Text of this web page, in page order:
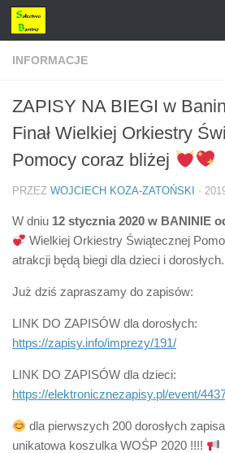
Przejdź do treści
INFORMACJE
ZAPISY NA BIEGI w
Finał Wielkiej Orkiestry
Pomocy coraz bliżej
PRZEZ WOJCIECH KOZA-ZATOŃSKI ·
W dniu 12 stycznia 2020 w BANINIE
Wielkiej Orkiestry Świątecznej
atrakcji będą biegi dla dzieci i dorosłych.
Już dziś zapraszamy do zapisów:
LINK DO ZAPISÓW dla dorosłych:
https://zapisy.info/imprezy/191/
LINK DO ZAPISÓW dla dzieci:
https://elektronicznezapisy.pl/event/
dla pierwszych 200 dorosłych
unikatowa koszulka WOŚP 2020 !!!!